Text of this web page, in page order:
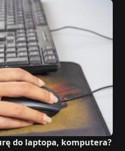
do laptopa, komputera?